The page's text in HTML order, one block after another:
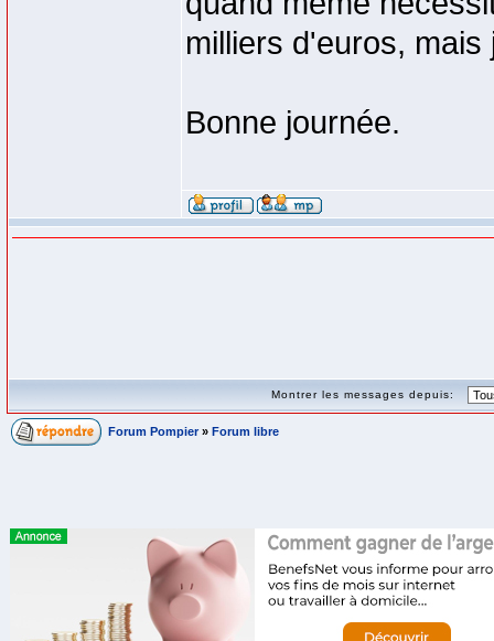
milliers d'euros,
Bonne journée.
Montrer les messages depuis:
Forum Pompier » Forum libre